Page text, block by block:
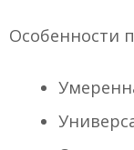
Особенности